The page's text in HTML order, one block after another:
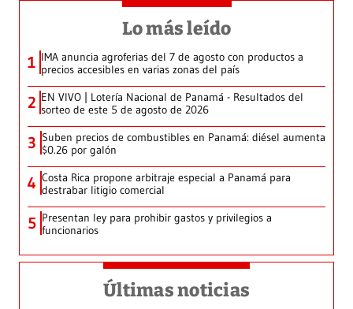
Lo más leído
1 IMA anuncia agroferias del 7 de agosto con productos a
precios accesibles en varias zonas del país
2 EN VIVO | Lotería Nacional de Panamá - Resultados del
sorteo de este 5 de agosto de 2026
3 Suben precios de combustibles en Panamá: diésel aumenta
$0.26 por galón
4 Costa Rica propone arbitraje especial a Panamá para
destrabar litigio comercial
5 Presentan ley para prohibir gastos y privilegios a
funcionarios
Últimas noticias